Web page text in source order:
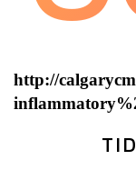
http://